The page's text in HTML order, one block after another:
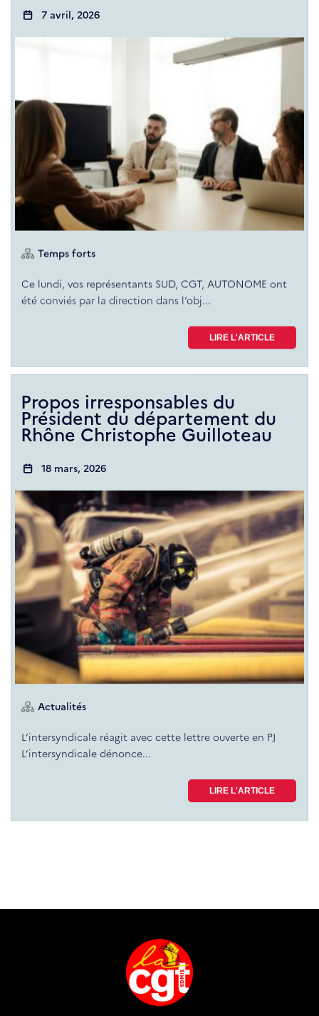
7 avril, 2026
Temps forts
Ce lundi, vos représentants SUD, CGT, AUTONOME ont
été conviés par la direction dans l’obj...
LIRE L'ARTICLE
Propos irresponsables du
Président du département du
Rhône Christophe Guilloteau
18 mars, 2026
Actualités
L’intersyndicale réagit avec cette lettre ouverte en PJ
L’intersyndicale dénonce...
LIRE L'ARTICLE